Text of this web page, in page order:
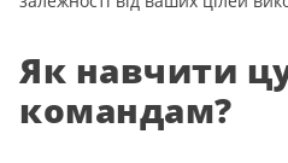
Як навчити
командам?